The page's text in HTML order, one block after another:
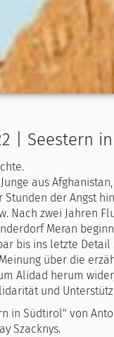
| Seestern
aus
Stunden der Angst
Nach zwei Jahren
Meran
bis ins letzte
über die
Alidad herum
und
in Südtirol" von
Szacknys.